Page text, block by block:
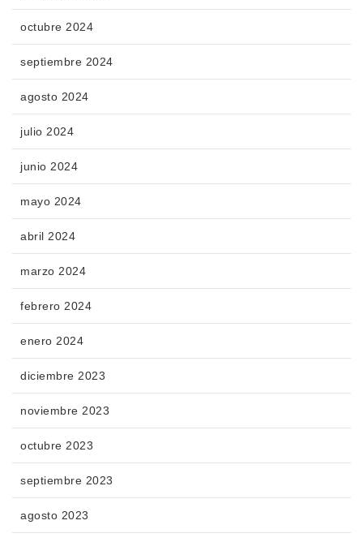
octubre 2024
septiembre 2024
agosto 2024
julio 2024
junio 2024
mayo 2024
abril 2024
marzo 2024
febrero 2024
enero 2024
diciembre 2023
noviembre 2023
octubre 2023
septiembre 2023
agosto 2023